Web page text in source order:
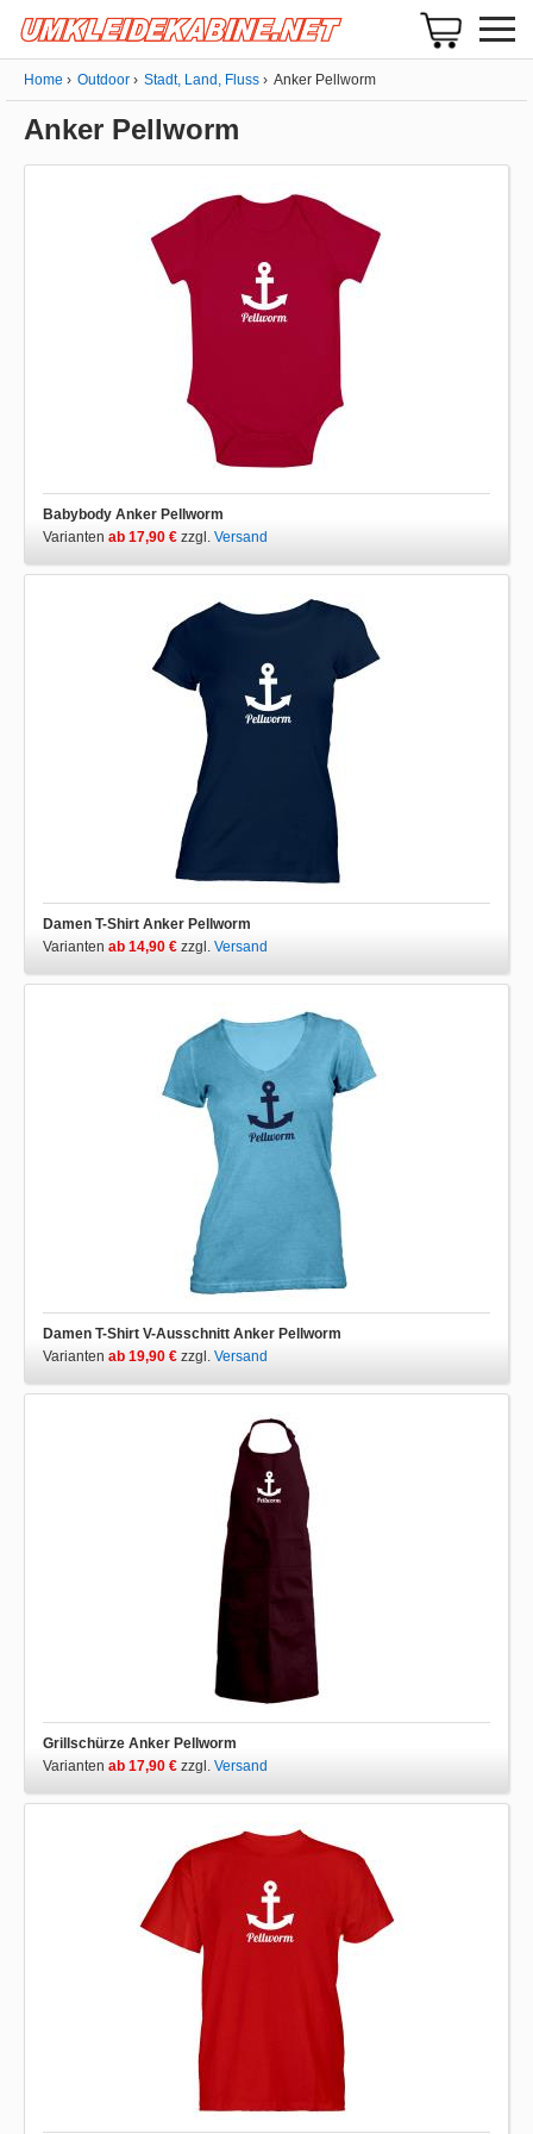
Home Outdoor Stadt, Land, Fluss Anker Pellworm
Anker Pellworm
Babybody Anker Pellworm
Varianten ab 17,90 € zzgl. Versand
Damen T-Shirt Anker Pellworm
Varianten ab 14,90 € zzgl. Versand
Damen T-Shirt V-Ausschnitt Anker Pellworm
Varianten ab 19,90 € zzgl. Versand
Grillschürze Anker Pellworm
Varianten ab 17,90 € zzgl. Versand